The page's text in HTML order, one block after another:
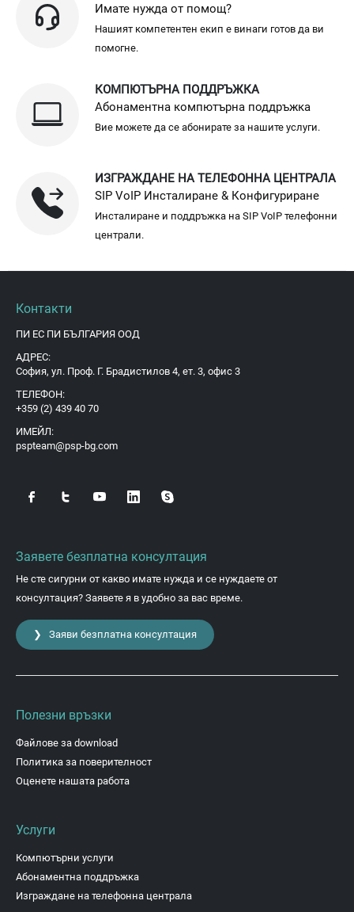
Имате нужда от помощ?
Нашият компетентен екип е винаги готов да ви
помогне.
КОМПЮТЪРНА ПОДДРЪЖКА
Абонаментна компютърна поддръжка
Вие можете да се абонирате за нашите услуги.
ИЗГРАЖДАНЕ НА ТЕЛЕФОННА ЦЕНТРАЛА
SIP VoIP Инсталиране & Конфигуриране
Инсталиране и поддръжка на SIP VoIP телефонни
централи.
Контакти
ПИ ЕС ПИ БЪЛГАРИЯ ООД
АДРЕС:
София, ул. Проф. Г. Брадистилов 4, ет. 3, офис 3
ТЕЛЕФОН:
+359 (2) 439 40 70
ИМЕЙЛ:
pspteam@psp-bg.com
Заявете безплатна консултация
Не сте сигурни от какво имате нужда и се нуждаете от
консултация? Заявете я в удобно за вас време.
❯ Заяви безплатна консултация
Полезни връзки
Файлове за download
Политика за поверителност
Оценете нашата работа
Услуги
Компютърни услуги
Абонаментна поддръжка
Изграждане на телефонна централа